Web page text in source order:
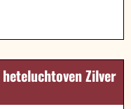
Zilver